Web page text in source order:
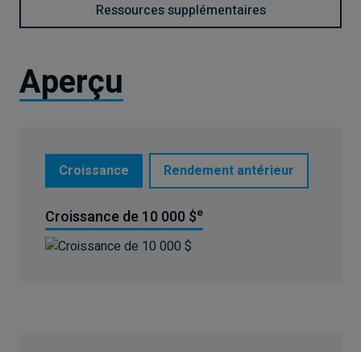
Ressources supplémentaires
Aperçu
Croissance Rendement antérieur
Croissance de 10 000 $e